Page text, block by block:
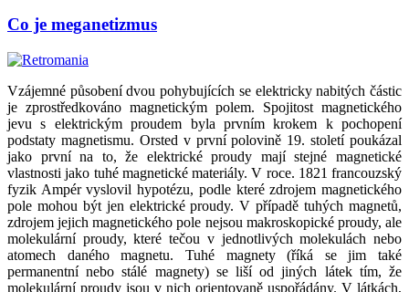
Co je meganetizmus
Vzájemné působení dvou pohybujících se elektricky nabitých částic
je zprostředkováno magnetickým polem. Spojitost magnetického
jevu s elektrickým proudem byla prvním krokem k pochopení
podstaty magnetismu. Orsted v první polovině 19. století poukázal
jako první na to, že elektrické proudy mají stejné magnetické
vlastnosti jako tuhé magnetické materiály. V roce. 1821 francouzský
fyzik Ampér vyslovil hypotézu, podle které zdrojem magnetického
pole mohou být jen elektrické proudy. V případě tuhých magnetů,
zdrojem jejich magnetického pole nejsou makroskopické proudy, ale
molekulární proudy, které tečou v jednotlivých molekulách nebo
atomech daného magnetu. Tuhé magnety (říká se jim také
permanentní nebo stálé magnety) se liší od jiných látek tím, že
molekulární proudy jsou v nich orientovaně uspořádány. V látkách,